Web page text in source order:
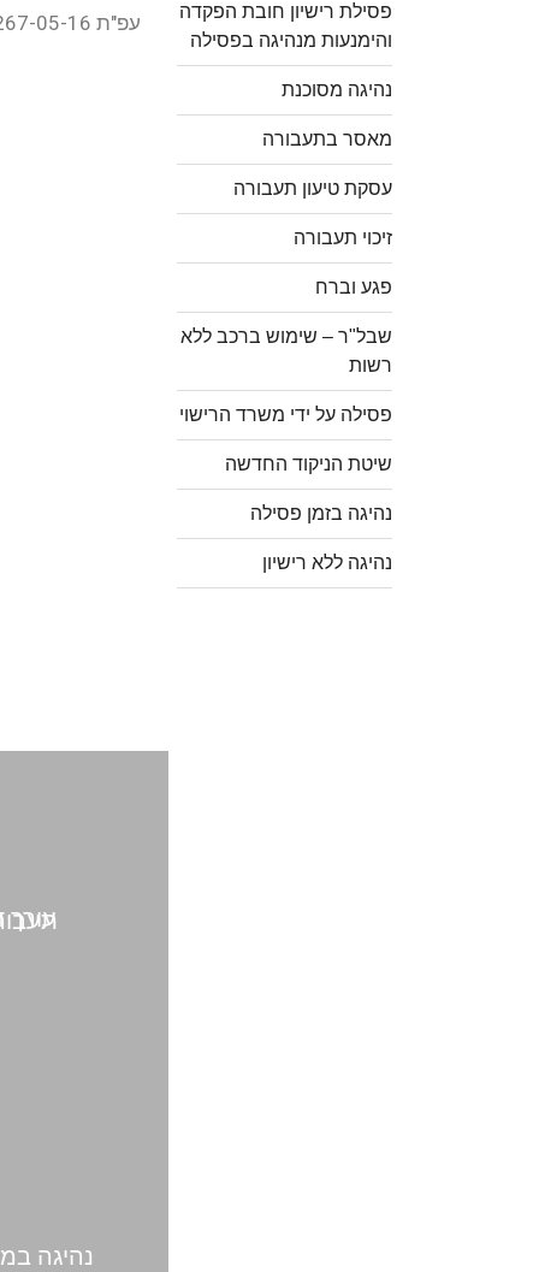
פסילת רישיון חובת הפקדה
והימנעות מנהיגה בפסילה
נהיגה מסוכנת
מאסר בתעבורה
עסקת טיעון תעבורה
זיכוי תעבורה
פגע וברח
שבל"ר – שימוש ברכב ללא
רשות
פסילה על ידי משרד הרישוי
שיטת הניקוד החדשה
נהיגה בזמן פסילה
נהיגה ללא רישיון
עפ"ת 1267-05-16
עורך דין
נהיגה